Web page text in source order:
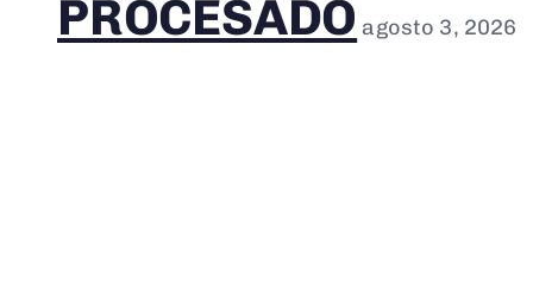
PROCESADO agosto 3, 2026